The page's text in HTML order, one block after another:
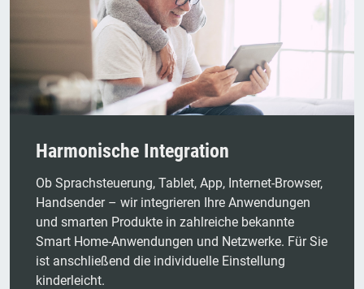
Harmonische Integration
Ob Sprachsteuerung, Tablet, App, Internet-Browser,
Handsender – wir integrieren Ihre Anwendungen
und smarten Produkte in zahlreiche bekannte
Smart Home-Anwendungen und Netzwerke. Für Sie
ist anschließend die individuelle Einstellung
kinderleicht.